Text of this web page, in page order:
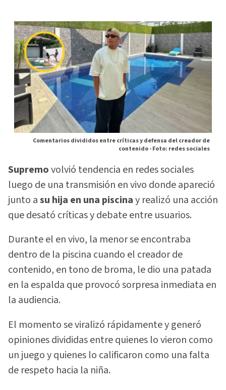
Comentarios divididos entre críticas y defensa del creador de
contenido -Foto: redes sociales
Supremovolvió tendencia en redes sociales
luego de una transmisión en vivo donde apareció
junto asu hija en una piscinay realizó una acción
que desató críticas y debate entre usuarios.
Durante el en vivo, la menor se encontraba
dentro de la piscina cuando el creador de
contenido, en tono de broma, le dio una patada
en la espalda que provocó sorpresa inmediata en
la audiencia.
El momento se viralizó rápidamente y generó
opiniones divididas entre quienes lo vieron como
un juego y quienes lo calificaron como una falta
de respeto hacia la niña.